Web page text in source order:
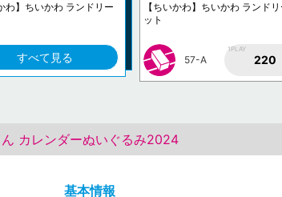
わ】ちいかわ ランドリー
すべて見る
【ちいかわ】ちいかわ ランド
ット
57-A
1PLAY
220
カレンダーぬいぐるみ2024
基本情報